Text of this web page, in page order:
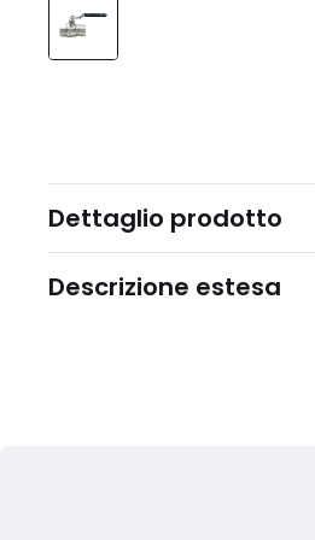
Dettaglio prodotto
Descrizione estesa